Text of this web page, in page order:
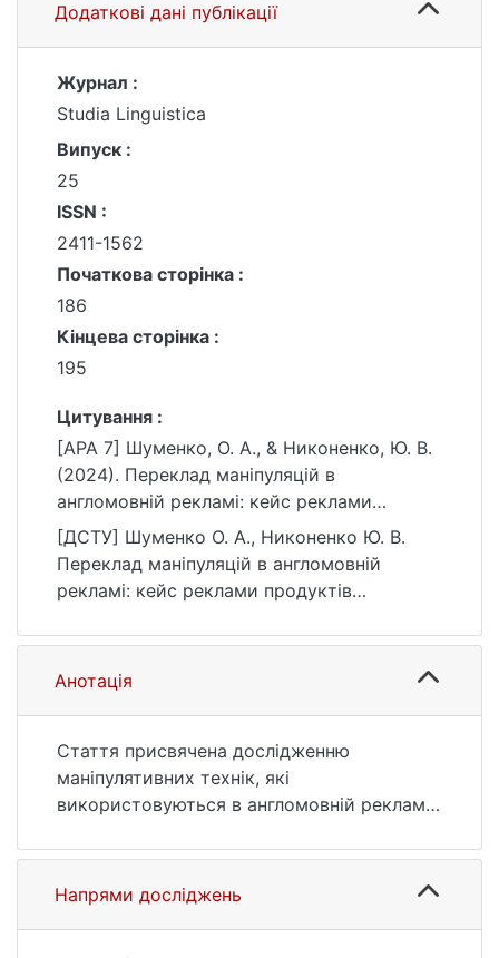
Додаткові дані публікації
Журнал :
Studia Linguistica
Випуск :
25
ISSN :
2411-1562
Початкова сторінка :
186
Кінцева сторінка :
195
Цитування :
[APA 7] Шуменко, О. А., & Никоненко, Ю. В.
(2024). Переклад маніпуляцій в
англомовній рекламі: кейс реклами
продуктів харчування та напоїв. Studia
Linguistica, (25), 186–195.
https://doi.org/10.17721/StudLing2024.25.186
-195
[ДСТУ] Шуменко О. А., Никоненко Ю. В.
Переклад маніпуляцій в англомовній
рекламі: кейс реклами продуктів
2024. № 25. С. 186—195. DOI:
10.17721/StudLing2024.25.186-195 (дата
звернення: 25.07.2026).
Анотація
Стаття присвячена дослідженню
маніпулятивних технік, які
використовуються в англомовній рекламі
перекладу. Автори розглядають
маніпуляцію як психологічний вплив, який
спонукає споживачів до дій, що можуть не
Напрями досліджень